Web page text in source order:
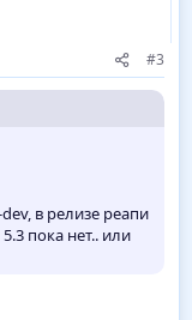
#3
в релизе реапи
пока нет.. или